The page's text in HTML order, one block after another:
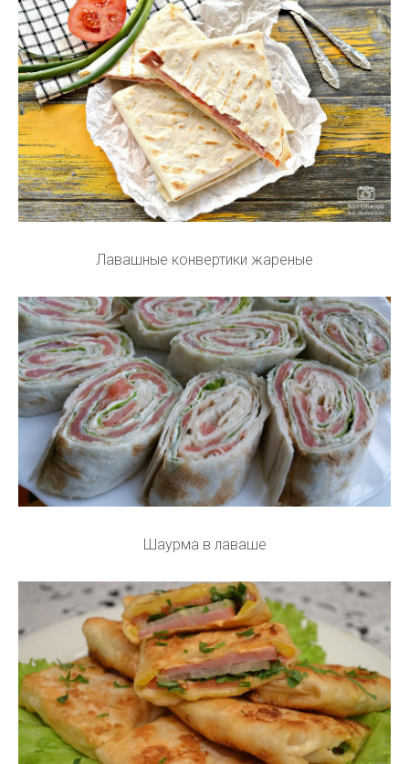
Лавашные конвертики жареные
Шаурма в лаваше